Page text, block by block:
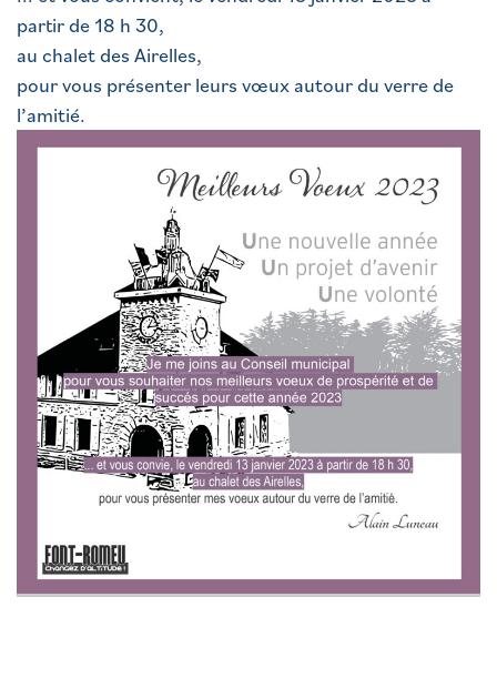
partir de 18 h 30,
au chalet des Airelles,
pour vous présenter leurs vœux autour du verre de
l’amitié.